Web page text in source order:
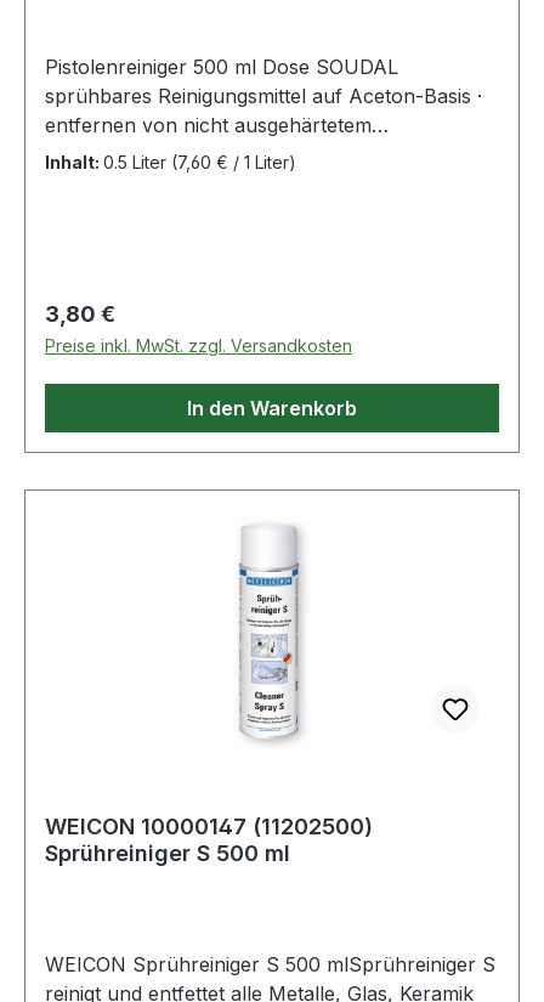
Pistolenreiniger 500 ml Dose SOUDAL
sprühbares Reinigungsmittel auf Aceton-Basis ·
entfernen von nicht ausgehärtetem
Polyurethanschaum und anderen
Dosenventils und des Adapterröhrchens nach
der Anwendung · silikonfrei
Inhalt: 0.5 Liter (7,60 € / 1 Liter)
Regulärer Preis:
3,80 €
Preise inkl. MwSt. zzgl. Versandkosten
In den Warenkorb
WEICON 10000147 (11202500)
Sprühreiniger S 500 ml
WEICON Sprühreiniger S 500 mlSprühreiniger S
reinigt und entfettet alle Metalle, Glas, Keramik